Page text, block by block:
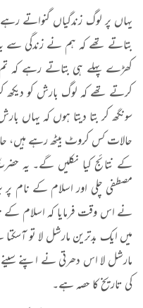
یہاں پر لوگ زندگیاں گنواتے
بتاتے تھے کہ ہم نے زندگی سے
کھڑے پہلے ہی بتاتے رہے کہ تم
کرتے تھے کہ لوگ بارش کو دیکھ
سونگھ کر بتا دیتا ہوں کہ یہاں
حالات کس کروٹ بیٹھ رہے
مصطفی چلی اور اسلام کے
نے اس وقت فرمایا کہ اسلام کے
میں ایک بدترین مارشل لا تو
مارشل لا اس دھرتی نے اپنے
کی تاریخ کا حصہ ہے۔